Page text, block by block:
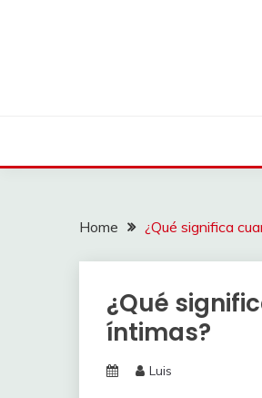
Home ¿Qué significa
¿Qué
íntimas?
Luis